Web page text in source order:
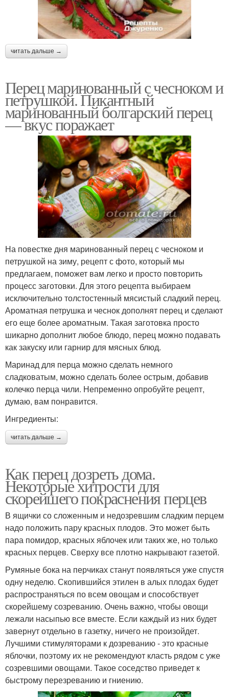
читать дальше →
Перец маринованный с чесноком и
петрушкой. Пикантный
маринованный болгарский перец
— вкус поражает
На повестке дня маринованный перец с чесноком и
петрушкой на зиму, рецепт с фото, который мы
предлагаем, поможет вам легко и просто повторить
процесс заготовки. Для этого рецепта выбираем
исключительно толстостенный мясистый сладкий перец.
Ароматная петрушка и чеснок дополнят перец и сделают
его еще более ароматным. Такая заготовка просто
шикарно дополнит любое блюдо, перец можно подавать
как закуску или гарнир для мясных блюд.
Маринад для перца можно сделать немного
сладковатым, можно сделать более острым, добавив
колечко перца чили. Непременно опробуйте рецепт,
думаю, вам понравится.
Ингредиенты:
читать дальше →
Как перец дозреть дома.
Некоторые хитрости для
скорейшего покраснения перцев
В ящички со сложенным и недозревшим сладким перцем
надо положить пару красных плодов. Это может быть
пара помидор, красных яблочек или таких же, но только
красных перцев. Сверху все плотно накрывают газетой.
Румяные бока на перчиках станут появляться уже спустя
одну неделю. Скопившийся этилен в алых плодах будет
распространяться по всем овощам и способствует
скорейшему созреванию. Очень важно, чтобы овощи
лежали насыпью все вместе. Если каждый из них будет
завернут отдельно в газетку, ничего не произойдет.
Лучшими стимуляторами к дозреванию - это красные
яблочки, поэтому их не рекомендуют класть рядом с уже
созревшими овощами. Такое соседство приведет к
быстрому перезреванию и гниению.